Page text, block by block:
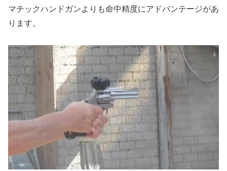
マチックハンドガンよりも命中精度にアドバンテージがあ
ります。